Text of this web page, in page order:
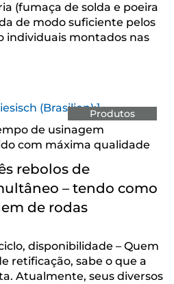
(fumaça de solda e poeira
de modo suficiente pelos
individuais montados nas
Produtos
de usinagem
com máxima qualidade
rebolos de
– tendo como
de rodas
disponibilidade – Quem
retificação, sabe o que a
Atualmente, seus diversos